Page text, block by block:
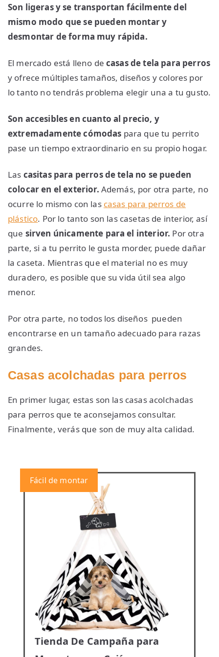
Son ligeras y se transportan fácilmente del
mismo modo que se pueden montar y
desmontar de forma muy rápida.
El mercado está lleno de casas de tela para perros
y ofrece múltiples tamaños, diseños y colores por
lo tanto no tendrás problema elegir una a tu gusto.
Son accesibles en cuanto al precio, y
extremadamente cómodas para que tu perrito
pase un tiempo extraordinario en su propio hogar.
Las casitas para perros de tela no se pueden
colocar en el exterior. Además, por otra parte, no
ocurre lo mismo con las casas para perros de
plástico. Por lo tanto son las casetas de interior, así
que sirven únicamente para el interior. Por otra
parte, si a tu perrito le gusta morder, puede dañar
la caseta. Mientras que el material no es muy
duradero, es posible que su vida útil sea algo
menor.
Por otra parte, no todos los diseños pueden
encontrarse en un tamaño adecuado para razas
grandes.
Casas acolchadas para perros
En primer lugar, estas son las casas acolchadas
para perros que te aconsejamos consultar.
Finalmente, verás que son de muy alta calidad.
Fácil de montar
Tienda De Campaña para